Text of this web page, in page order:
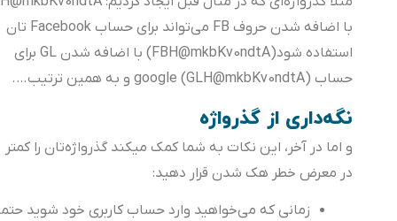
با اضافه شدن حروف FB می‌تواند برای حساب Facebook تان
استفاده شود(FBH@mkbKv0ndtA) با اضافه شدن GL برای
حساب google (GLH@mkbKv0ndtA) و به همین ترتیب….
نگه‌داری از گذرواژه
و اما در آخر، این نکات به شما کمک میکند گذرواژه‌تان را کمتر
در معرض خطر هک شدن قرار دهید:
زمانی که می‌خواهید وارد حساب کاربری خود شوید حتما